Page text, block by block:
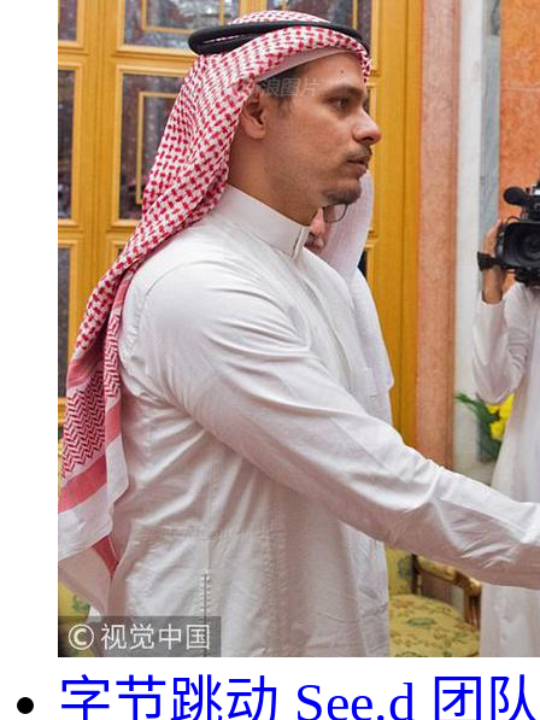
字节跳动 See.d 团